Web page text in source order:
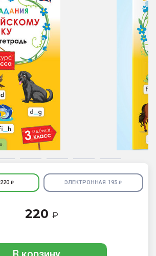
220 ₽ ЭЛЕКТРОННАЯ 195₽
220 ₽